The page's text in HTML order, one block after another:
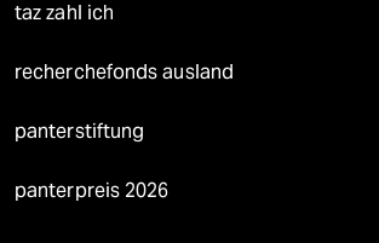
taz zahl ich
recherchefonds ausland
panterstiftung
panterpreis 2026